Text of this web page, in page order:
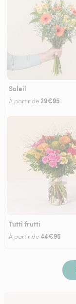
Soleil
À partir de 29€95
Tutti frutti
À partir de44€95